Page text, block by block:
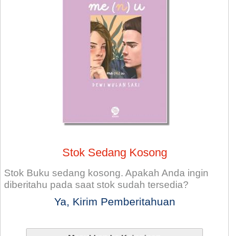
Stok Sedang Kosong
Stok Buku sedang kosong. Apakah Anda ingin
diberitahu pada saat stok sudah tersedia?
Ya, Kirim Pemberitahuan